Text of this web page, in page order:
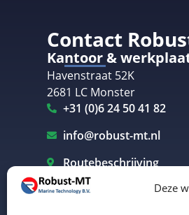
Deze
Contact
Kantoor &
Havenstraat 52K
2681 LC Monster
+31 (0)6 24 50 41 82
info@robust-mt.nl
Routebeschrijving